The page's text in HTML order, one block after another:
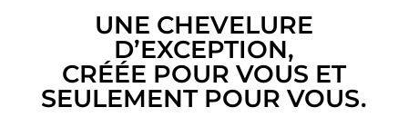
UNE CHEVELURE
D’EXCEPTION,
CRÉÉE POUR VOUS ET
SEULEMENT POUR VOUS.